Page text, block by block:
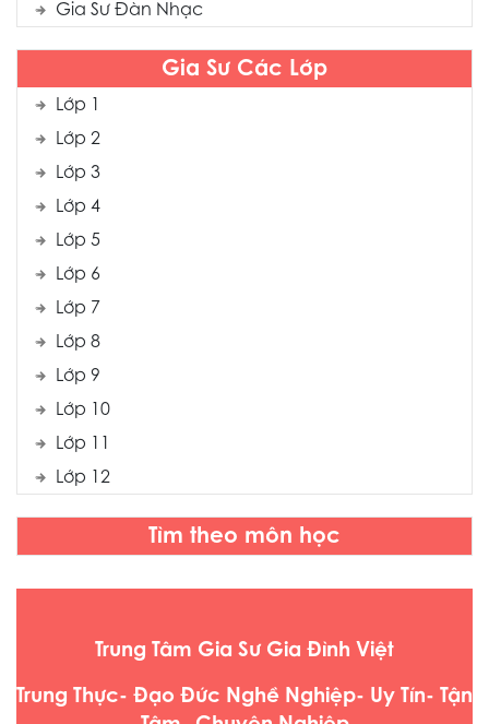
Gia Sư Đàn Nhạc
Gia Sư Các Lớp
Lớp 1
Lớp 2
Lớp 3
Lớp 4
Lớp 5
Lớp 6
Lớp 7
Lớp 8
Lớp 9
Lớp 10
Lớp 11
Lớp 12
Tìm theo môn học
Trung Tâm Gia Sư Gia Đình Việt
Trung Thực- Đạo Đức Nghề Nghiệp- Uy Tín- Tận